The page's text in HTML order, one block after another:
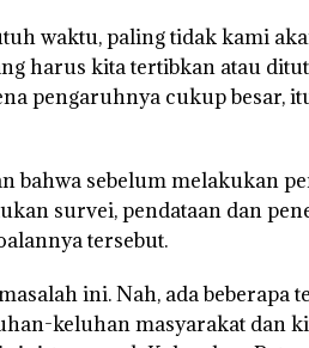
waktu, paling tidak kami
harus kita tertibkan atau
pengaruhnya cukup besar,
bahwa sebelum melakukan
survei, pendataan dan
tersebut.
ini. Nah, ada beberapa
keluhan masyarakat dan